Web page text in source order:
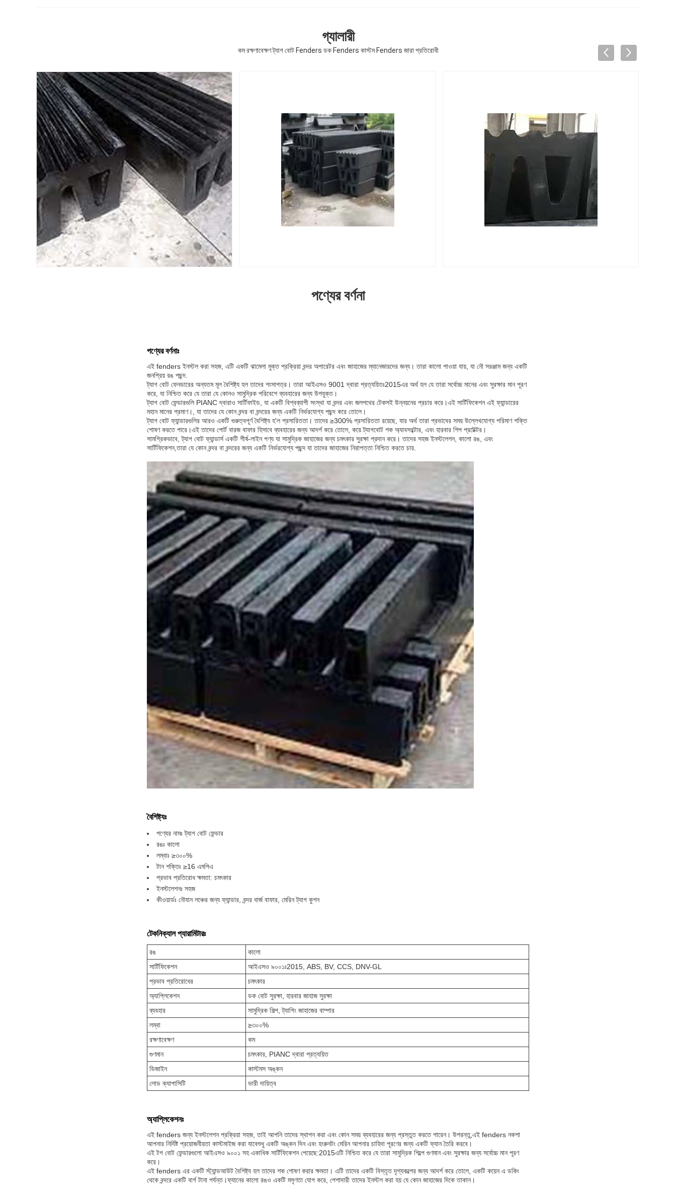
গ্যালারী
কম রক্ষণাবেক্ষণ ট্যাগ বোট Fenders ডক Fenders কাস্টম Fenders জারা প্রতিরোধী
পণ্যের বর্ণনা
পণ্যের বর্ণনাঃ
এই fenders ইনস্টল করা সহজ, এটি একটি ঝামেলা মুক্ত প্রক্রিয়া বন্দর অপারেটর এবং জাহাজের ম্যানেজারদের জন্য। তারা কালো পাওয়া যায়, যা নৌ সরঞ্জাম জন্য একটি
জনপ্রিয় রঙ পছন্দ.
ট্যাগ বোট ফেনডারের অন্যতম মূল বৈশিষ্ট্য হল তাদের শংসাপত্র। তারা আইএসও 9001 দ্বারা প্রত্যয়িতঃ2015এর অর্থ হল যে তারা সর্বোচ্চ মানের এবং সুরক্ষার মান পূরণ
করে, যা নিশ্চিত করে যে তারা যে কোনও সামুদ্রিক পরিবেশে ব্যবহারের জন্য উপযুক্ত।
ট্যাগ বোট ফেন্ডারগুলি PIANC দ্বারাও সার্টিফাইড, যা একটি বিশ্বব্যাপী সংস্থা যা বন্দর এবং জলপথের টেকসই উন্নয়নের প্রচার করে।এই সার্টিফিকেশন এই ফ্যান্ডারের
মহান মানের প্রমাণ।, যা তাদের যে কোন বন্দর বা বন্দরের জন্য একটি নির্ভরযোগ্য পছন্দ করে তোলে।
ট্যাগ বোট ফ্যান্ডারগুলির আরও একটি গুরুত্বপূর্ণ বৈশিষ্ট্য হ'ল প্রসারিততা। তাদের ≥300% প্রসারিততা রয়েছে, যার অর্থ তারা প্রভাবের সময় উল্লেখযোগ্য পরিমাণ শক্তি
শোষণ করতে পারে।এই তাদের পোর্ট বারজ বাফার হিসাবে ব্যবহারের জন্য আদর্শ করে তোলে, কয়ে ট্যাগবোট শক অ্যাবসরব্টার, এবং হারবার শিপ প্রটেক্টর।
সামগ্রিকভাবে, ট্যাগ বোট ফ্যান্ডার্স একটি শীর্ষ-লাইন পণ্য যা সামুদ্রিক জাহাজের জন্য চমৎকার সুরক্ষা প্রদান করে। তাদের সহজ ইনস্টলেশন, কালো রঙ, এবং
সার্টিফিকেশন,তারা যে কোন বন্দর বা বন্দরের জন্য একটি নির্ভরযোগ্য পছন্দ যা তাদের জাহাজের নিরাপত্তা নিশ্চিত করতে চায়.
বৈশিষ্ট্যঃ
পণ্যের নামঃ ট্যাগ বোট ফেন্ডার
রঙঃ কালো
লম্বাঃ ≥৩০০%
টান শক্তিঃ ≥16 এমপিএ
প্রভাব প্রতিরোধ ক্ষমতা: চমৎকার
ইনস্টলেশনঃ সহজ
কীওয়ার্ডঃ নৌযান লঞ্চের জন্য ফ্যান্ডার, বন্দর বার্জ বাফার, মেরিন ট্যাগ কুশন
টেকনিক্যাল প্যারামিটারঃ
রঙ
কালো
সার্টিফিকেশন
আইএসও ৯০০১ঃ2015, ABS, BV, CCS, DNV-GL
প্রভাব প্রতিরোধের
চমৎকার
অ্যাপ্লিকেশন
ডক বোট সুরক্ষা, হারবার জাহাজ সুরক্ষা
ব্যবহার
সামুদ্রিক শিল্প, ট্যাগিং জাহাজের বাম্পার
লম্বা
≥৩০০%
রক্ষণাবেক্ষণ
কম
গুণমান
চমৎকার, PIANC দ্বারা প্রত্যয়িত
ডিজাইন
কাস্টমস অঙ্কন
লোড ক্যাপাসিটি
ভারী দায়িত্ব
অ্যাপ্লিকেশনঃ
এই fenders জন্য ইনস্টলেশন প্রক্রিয়া সহজ, তাই আপনি তাদের স্থাপন করা এবং কোন সময় ব্যবহারের জন্য প্রস্তুত করতে পারেন। উপরন্তু,এই fenders নকশা
আপনার নির্দিষ্ট প্রয়োজনীয়তা কাস্টমাইজ করা যাবেশুধু একটি অঙ্কন দিন এবং হংরুনটং মেরিন আপনার চাহিদা পূরণের জন্য একটি ফ্যান তৈরি করবে।
এই টগ বোট ফেন্ডারগুলো আইএসও ৯০০১ সহ একাধিক সার্টিফিকেশন পেয়েছে:2015এটি নিশ্চিত করে যে তারা সামুদ্রিক শিল্পে গুণমান এবং সুরক্ষার জন্য সর্বোচ্চ মান পূরণ
করে।
এই fenders এর একটি স্ট্যান্ডআউট বৈশিষ্ট্য হল তাদের শক শোষণ করার ক্ষমতা। এটি তাদের একটি বিস্তৃত দৃশ্যকল্পের জন্য আদর্শ করে তোলে, একটি কয়েন এ ডকিং
থেকে বন্দরে একটি বার্গ টানা পর্যন্ত।ফ্যানের কালো রঙও একটি মসৃণতা যোগ করে, পেশাদারী তাদের ইনস্টল করা হয় যে কোন জাহাজের দিকে তাকান।